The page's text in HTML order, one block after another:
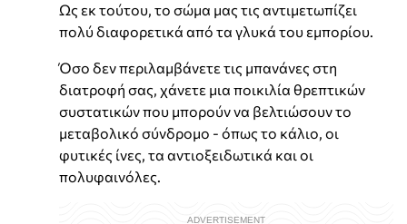
Ως εκ τούτου, το σώμα μας τις αντιμετωπίζει
πολύ διαφορετικά από τα γλυκά του εμπορίου.
Όσο δεν περιλαμβάνετε τις μπανάνες στη
διατροφή σας, χάνετε μια ποικιλία θρεπτικών
συστατικών που μπορούν να βελτιώσουν το
μεταβολικό σύνδρομο - όπως το κάλιο, οι
φυτικές ίνες, τα αντιοξειδωτικά και οι
πολυφαινόλες.